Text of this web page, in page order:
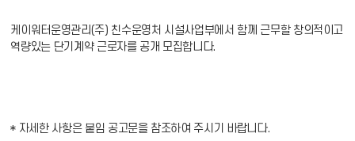
케이워터운영관리(주) 친수운영처 시설사업부에서 함께 근무할 창의적이고
역량있는 단기계약 근로자를 공개 모집합니다.
* 자세한 사항은 붙임 공고문을 참조하여 주시기 바랍니다.